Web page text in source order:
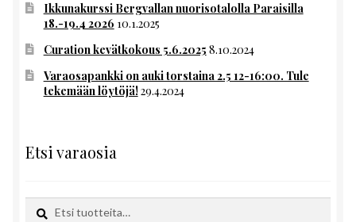
Ikkunakurssi Bergvallan nuorisotalolla Paraisilla
18.-19.4 2026 10.1.2025
Curation kevätkokous 5.6.2025 8.10.2024
Varaosapankki on auki torstaina 2.5 12-16:00. Tule
tekemään löytöjä!29.4.2024
Etsi varaosia
Etsi:
Haku